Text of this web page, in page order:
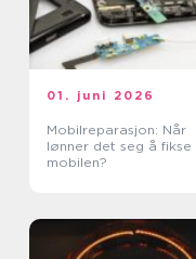
01. juni 2026
Mobilreparasjon: Når
lønner det seg å fikse
mobilen?